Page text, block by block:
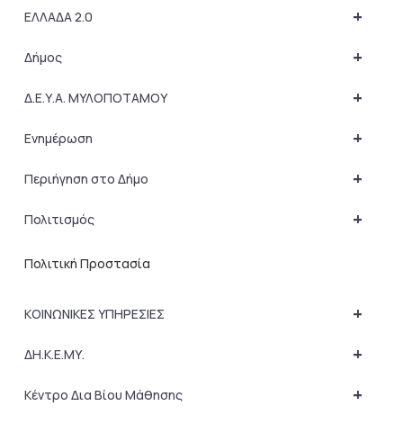
+
ΕΛΛΑΔΑ 2.0
+
Δήμος
+
Δ.Ε.Υ.Α. ΜΥΛΟΠΟΤΑΜΟΥ
+
Ενημέρωση
+
Περιήγηση στο Δήμο
+
Πολιτισμός
Πολιτική Προστασία
+
ΚΟΙΝΩΝΙΚΕΣ ΥΠΗΡΕΣΙΕΣ
+
ΔΗ.Κ.Ε.ΜΥ.
+
Κέντρο Δια Βίου Μάθησης